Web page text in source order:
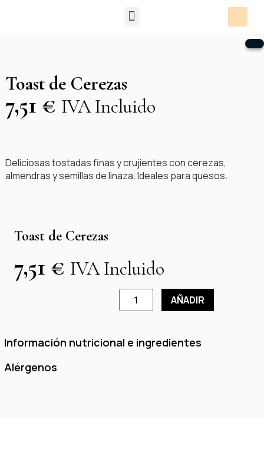
Toast de Cerezas
7,51 € IVA Incluido
Deliciosas tostadas finas y crujientes con cerezas,
almendras y semillas de linaza. Ideales para quesos.
Toast de Cerezas
7,51 € IVA Incluido
AÑADIR
Información nutricional e ingredientes
Alérgenos